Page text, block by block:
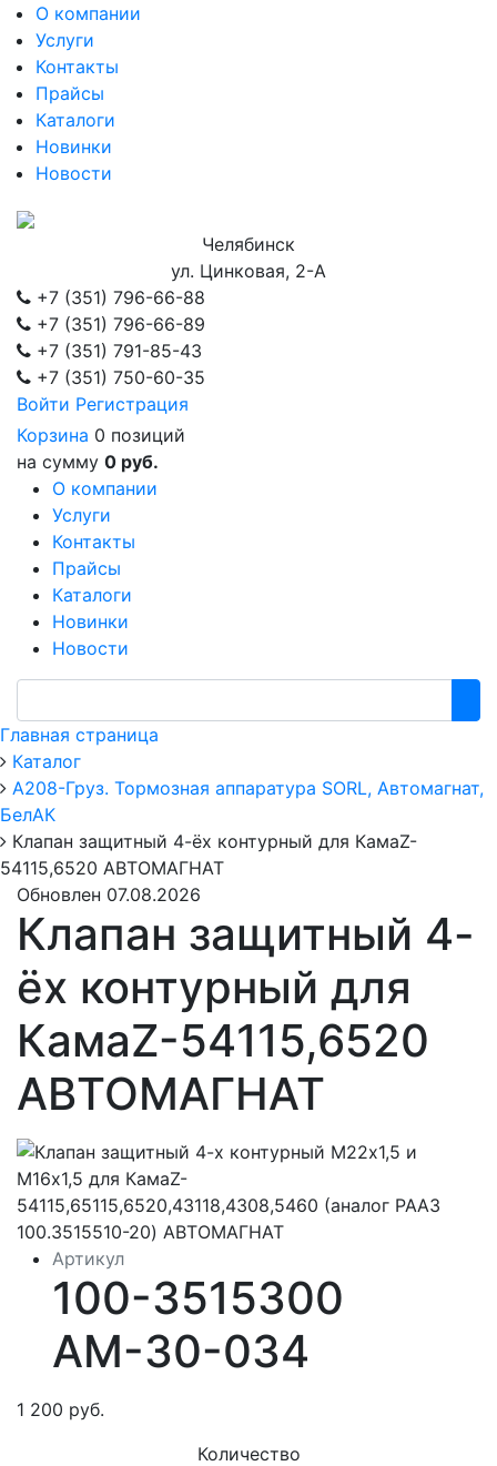
О компании
Услуги
Контакты
Прайсы
Каталоги
Новинки
Новости
Челябинск
ул. Цинковая, 2-А
+7 (351) 796-66-88
+7 (351) 796-66-89
+7 (351) 791-85-43
+7 (351) 750-60-35
Войти Регистрация
Корзина 0 позиций
на сумму 0 руб.
О компании
Услуги
Контакты
Прайсы
Каталоги
Новинки
Новости
Главная страница
Каталог
А208-Груз. Тормозная аппаратура SORL, Автомагнат,
БелАК
Клапан защитный 4-ёх контурный для КамаZ-
54115,6520 АВТОМАГНАТ
Обновлен 07.08.2026
Клапан защитный 4-
ёх контурный для
КамаZ-54115,6520
АВТОМАГНАТ
Артикул
100-3515300
АМ-30-034
1 200 руб.
Количество